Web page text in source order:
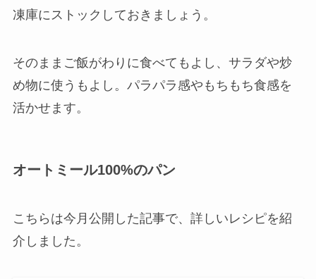
凍庫にストックしておきましょう。
そのままご飯がわりに食べてもよし、サラダや炒
め物に使うもよし。パラパラ感やもちもち食感を
活かせます。
オートミール100%のパン
こちらは今月公開した記事で、詳しいレシピを紹
介しました。